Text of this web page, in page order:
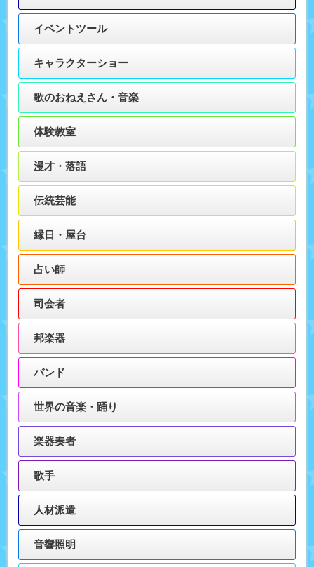
イベントツール
キャラクターショー
歌のおねえさん・音楽
体験教室
漫才・落語
伝統芸能
縁日・屋台
占い師
司会者
邦楽器
バンド
世界の音楽・踊り
楽器奏者
歌手
人材派遣
音響照明